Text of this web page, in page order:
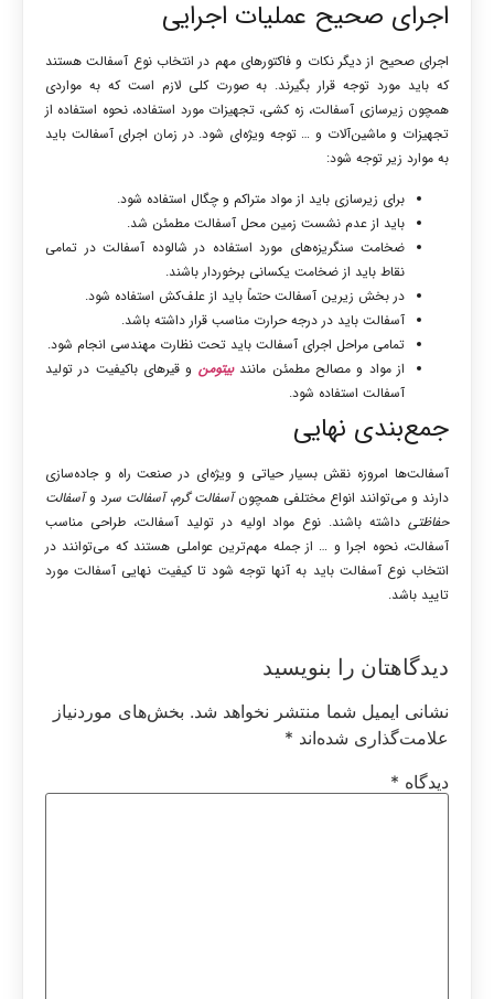
اجرای صحیح عملیات اجرایی
اجرای صحیح از دیگر نکات و فاکتورهای مهم در انتخاب نوع آسفالت هستند
که باید مورد توجه قرار بگیرند. به صورت کلی لازم است که به مواردی
همچون زیرسازی آسفالت، زه کشی، تجهیزات مورد استفاده، نحوه استفاده از
تجهیزات و ماشین‌آلات و … توجه ویژه‌ای شود. در زمان اجرای آسفالت باید
به موارد زیر توجه شود:
برای زیرسازی باید از مواد متراکم و چگال استفاده شود.
باید از عدم نشست زمین محل آسفالت مطمئن شد.
ضخامت سنگریزه‌های مورد استفاده در شالوده آسفالت در تمامی
نقاط باید از ضخامت یکسانی برخوردار باشند.
در بخش زیرین آسفالت حتماً باید از علف‌کش استفاده شود.
آسفالت باید در درجه حرارت مناسب قرار داشته باشد.
تمامی مراحل اجرای آسفالت باید تحت نظارت مهندسی انجام شود.
از مواد و مصالح مطمئن مانندبیتومن و قیرهای باکیفیت در تولید
آسفالت استفاده شود.
جمع‌بندی نهایی
آسفالت‌ها امروزه نقش بسیار حیاتی و ویژه‌ای در صنعت راه و جاده‌سازی
دارند و می‌توانند انواع مختلفی همچونآسفالت گرم،آسفالت سرد وآسفالت
حفاظتی داشته باشند. نوع مواد اولیه در تولید آسفالت، طراحی مناسب
آسفالت، نحوه اجرا و … از جمله مهم‌ترین عواملی هستند که می‌توانند در
انتخاب نوع آسفالت باید به آنها توجه شود تا کیفیت نهایی آسفالت مورد
تایید باشد.
دیدگاهتان را بنویسید
نشانی ایمیل شما منتشر نخواهد شد. بخش‌های موردنیاز
علامت‌گذاری شده‌اند *
دیدگاه *